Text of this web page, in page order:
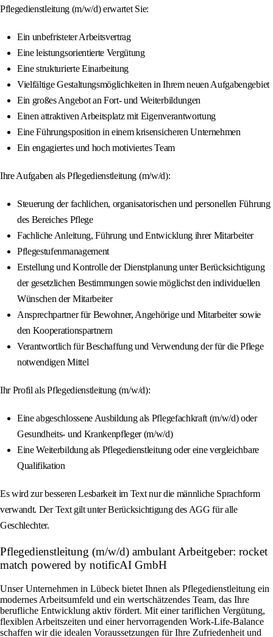
Pflegedienstleitung (m/w/d) erwartet Sie:
Ein unbefristeter Arbeitsvertrag
Eine leistungsorientierte Vergütung
Eine strukturierte Einarbeitung
Vielfältige Gestaltungsmöglichkeiten in Ihrem neuen Aufgabengebiet
Ein großes Angebot an Fort- und Weiterbildungen
Einen attraktiven Arbeitsplatz mit Eigenverantwortung
Eine Führungsposition in einem krisensicheren Unternehmen
Ein engagiertes und hoch motiviertes Team
Ihre Aufgaben als Pflegedienstleitung (m/w/d):
Steuerung der fachlichen, organisatorischen und personellen Führung
des Bereiches Pflege
Fachliche Anleitung, Führung und Entwicklung ihrer Mitarbeiter
Pflegestufenmanagement
Erstellung und Kontrolle der Dienstplanung unter Berücksichtigung
der gesetzlichen Bestimmungen sowie möglichst den individuellen
Wünschen der Mitarbeiter
Ansprechpartner für Bewohner, Angehörige und Mitarbeiter sowie
den Kooperationspartnern
Verantwortlich für Beschaffung und Verwendung der für die Pflege
notwendigen Mittel
Ihr Profil als Pflegedienstleitung (m/w/d):
Eine abgeschlossene Ausbildung als Pflegefachkraft (m/w/d) oder
Gesundheits- und Krankenpfleger (m/w/d)
Eine Weiterbildung als Pflegedienstleitung oder eine vergleichbare
Qualifikation
Es wird zur besseren Lesbarkeit im Text nur die männliche Sprachform
verwandt. Der Text gilt unter Berücksichtigung des AGG für alle
Geschlechter.
Pflegedienstleitung (m/w/d) ambulant Arbeitgeber: rocket
match powered by notificAI GmbH
Unser Unternehmen in Lübeck bietet Ihnen als Pflegedienstleitung ein
modernes Arbeitsumfeld und ein wertschätzendes Team, das Ihre
berufliche Entwicklung aktiv fördert. Mit einer tariflichen Vergütung,
flexiblen Arbeitszeiten und einer hervorragenden Work-Life-Balance
schaffen wir die idealen Voraussetzungen für Ihre Zufriedenheit und